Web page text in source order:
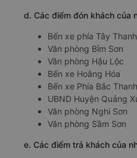
d. Các điểm đón khách của
Bến xe phía Tây
Văn phòng Bỉm Sơn
Văn phòng Hậu Lộc
Bến xe Hoằng Hóa
Bến xe Phía Bắc
UBND Huyện Quảng
Văn phòng Nghi Sơn
Văn phòng Sầm Sơn
e. Các điểm trả khách của